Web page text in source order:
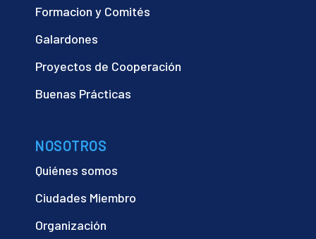
Formacion y Comités
Galardones
Proyectos de Cooperación
Buenas Prácticas
NOSOTROS
Quiénes somos
Ciudades Miembro
Organización